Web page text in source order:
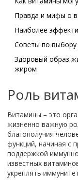
Правда и мифы о
Наиболее
Советы по
Здоровый образ
жиром
Роль
Витамины – это
жизненно важную
благополучия
функций, начиная с
поддержкой
известных
укреплять